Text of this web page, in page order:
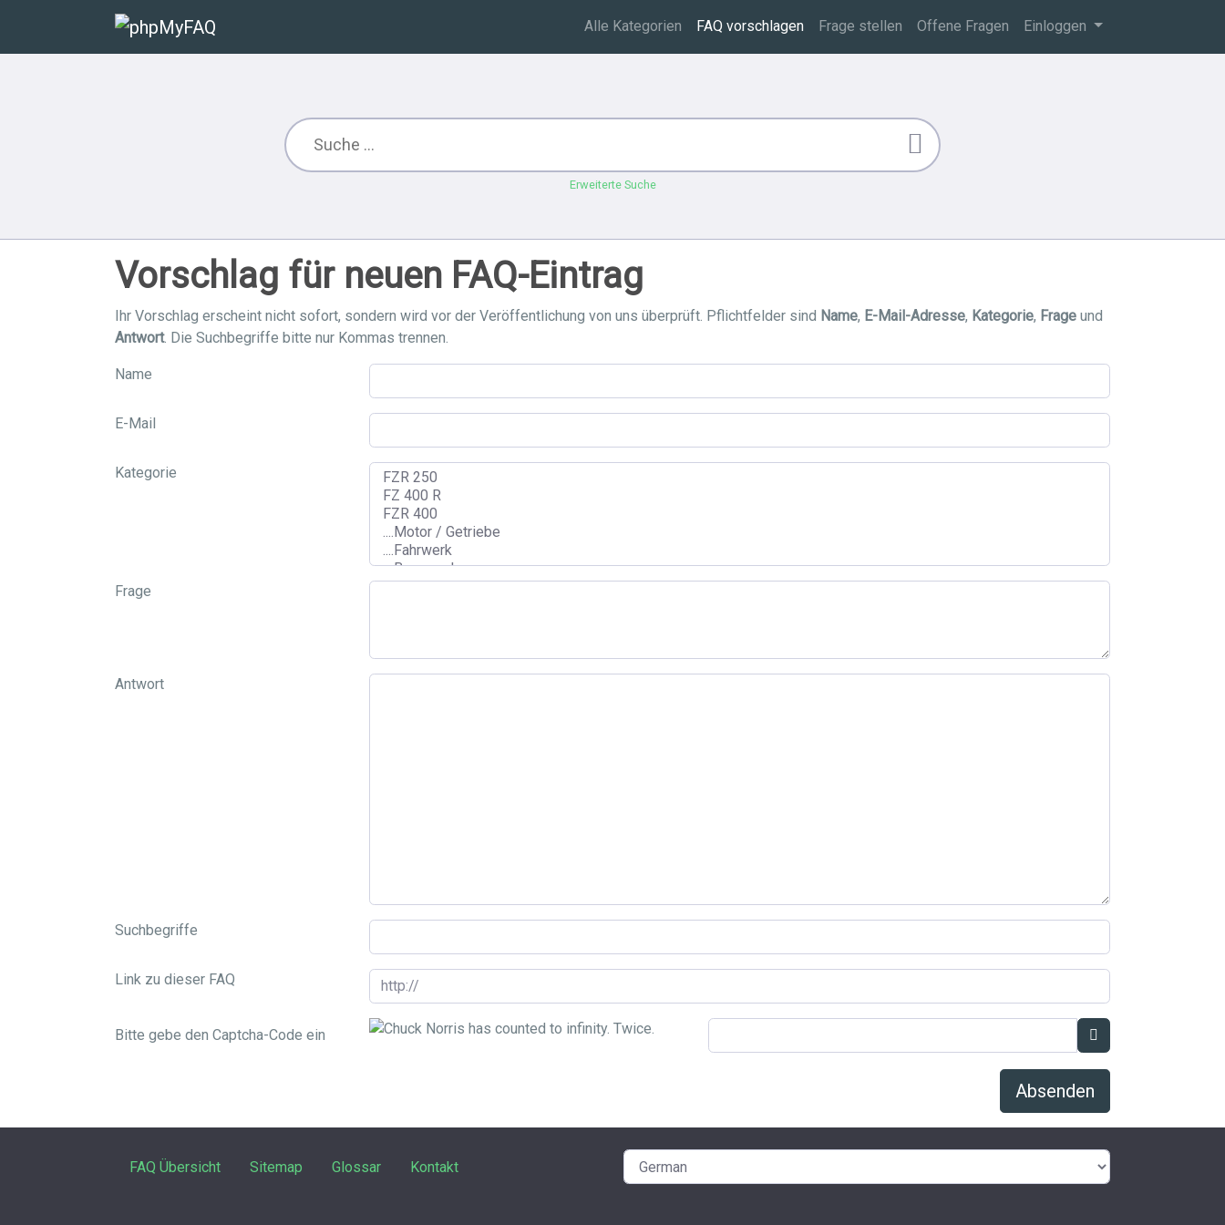
Alle Kategorien FAQ vorschlagen Frage stellen Offene Fragen Einloggen
Erweiterte Suche
Vorschlag für neuen FAQ-Eintrag
Ihr Vorschlag erscheint nicht sofort, sondern wird vor der Veröffentlichung von uns überprüft. Pflichtfelder sind Name, E-Mail-Adresse, Kategorie, Frage und
Antwort. Die Suchbegriffe bitte nur Kommas trennen.
Name
E-Mail
Kategorie
Frage
Antwort
Suchbegriffe
Link zu dieser FAQ
Bitte gebe den Captcha-Code ein
Absenden
FAQ Übersicht Sitemap Glossar Kontakt